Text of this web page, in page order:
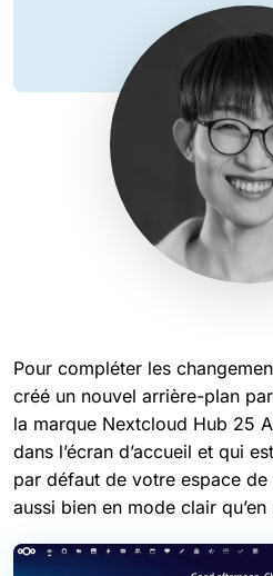
Pour compléter les
créé un nouvel arrière-plan
la marque Nextcloud Hub 25
dans l’écran d’accueil et qui
par défaut de votre espace
aussi bien en mode clair